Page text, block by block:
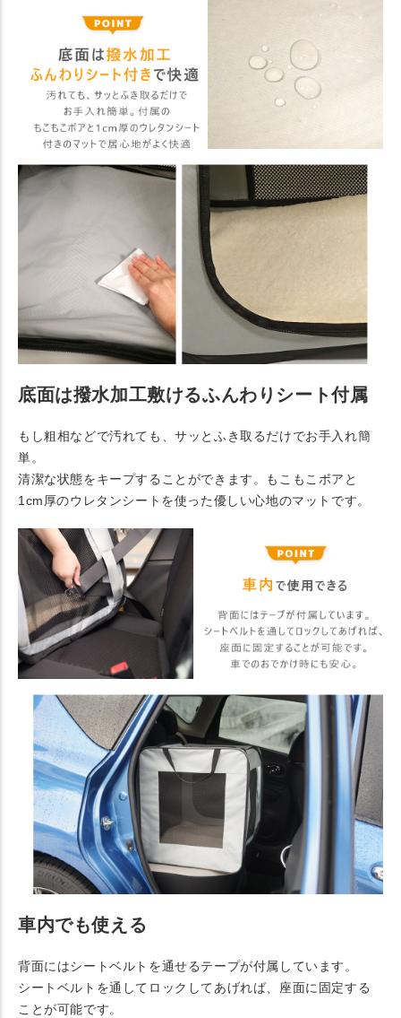
底面は撥水加工敷けるふんわりシート付属
もし粗相などで汚れても、サッとふき取るだけでお手入れ簡
単。
清潔な状態をキープすることができます。もこもこボアと
1cm厚のウレタンシートを使った優しい心地のマットです。
車内でも使える
背面にはシートベルトを通せるテープが付属しています。
シートベルトを通してロックしてあげれば、座面に固定する
ことが可能です。